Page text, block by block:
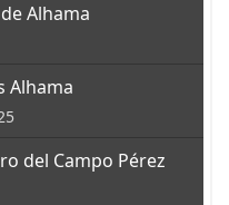
Alhama
Alhama
del Campo Pérez